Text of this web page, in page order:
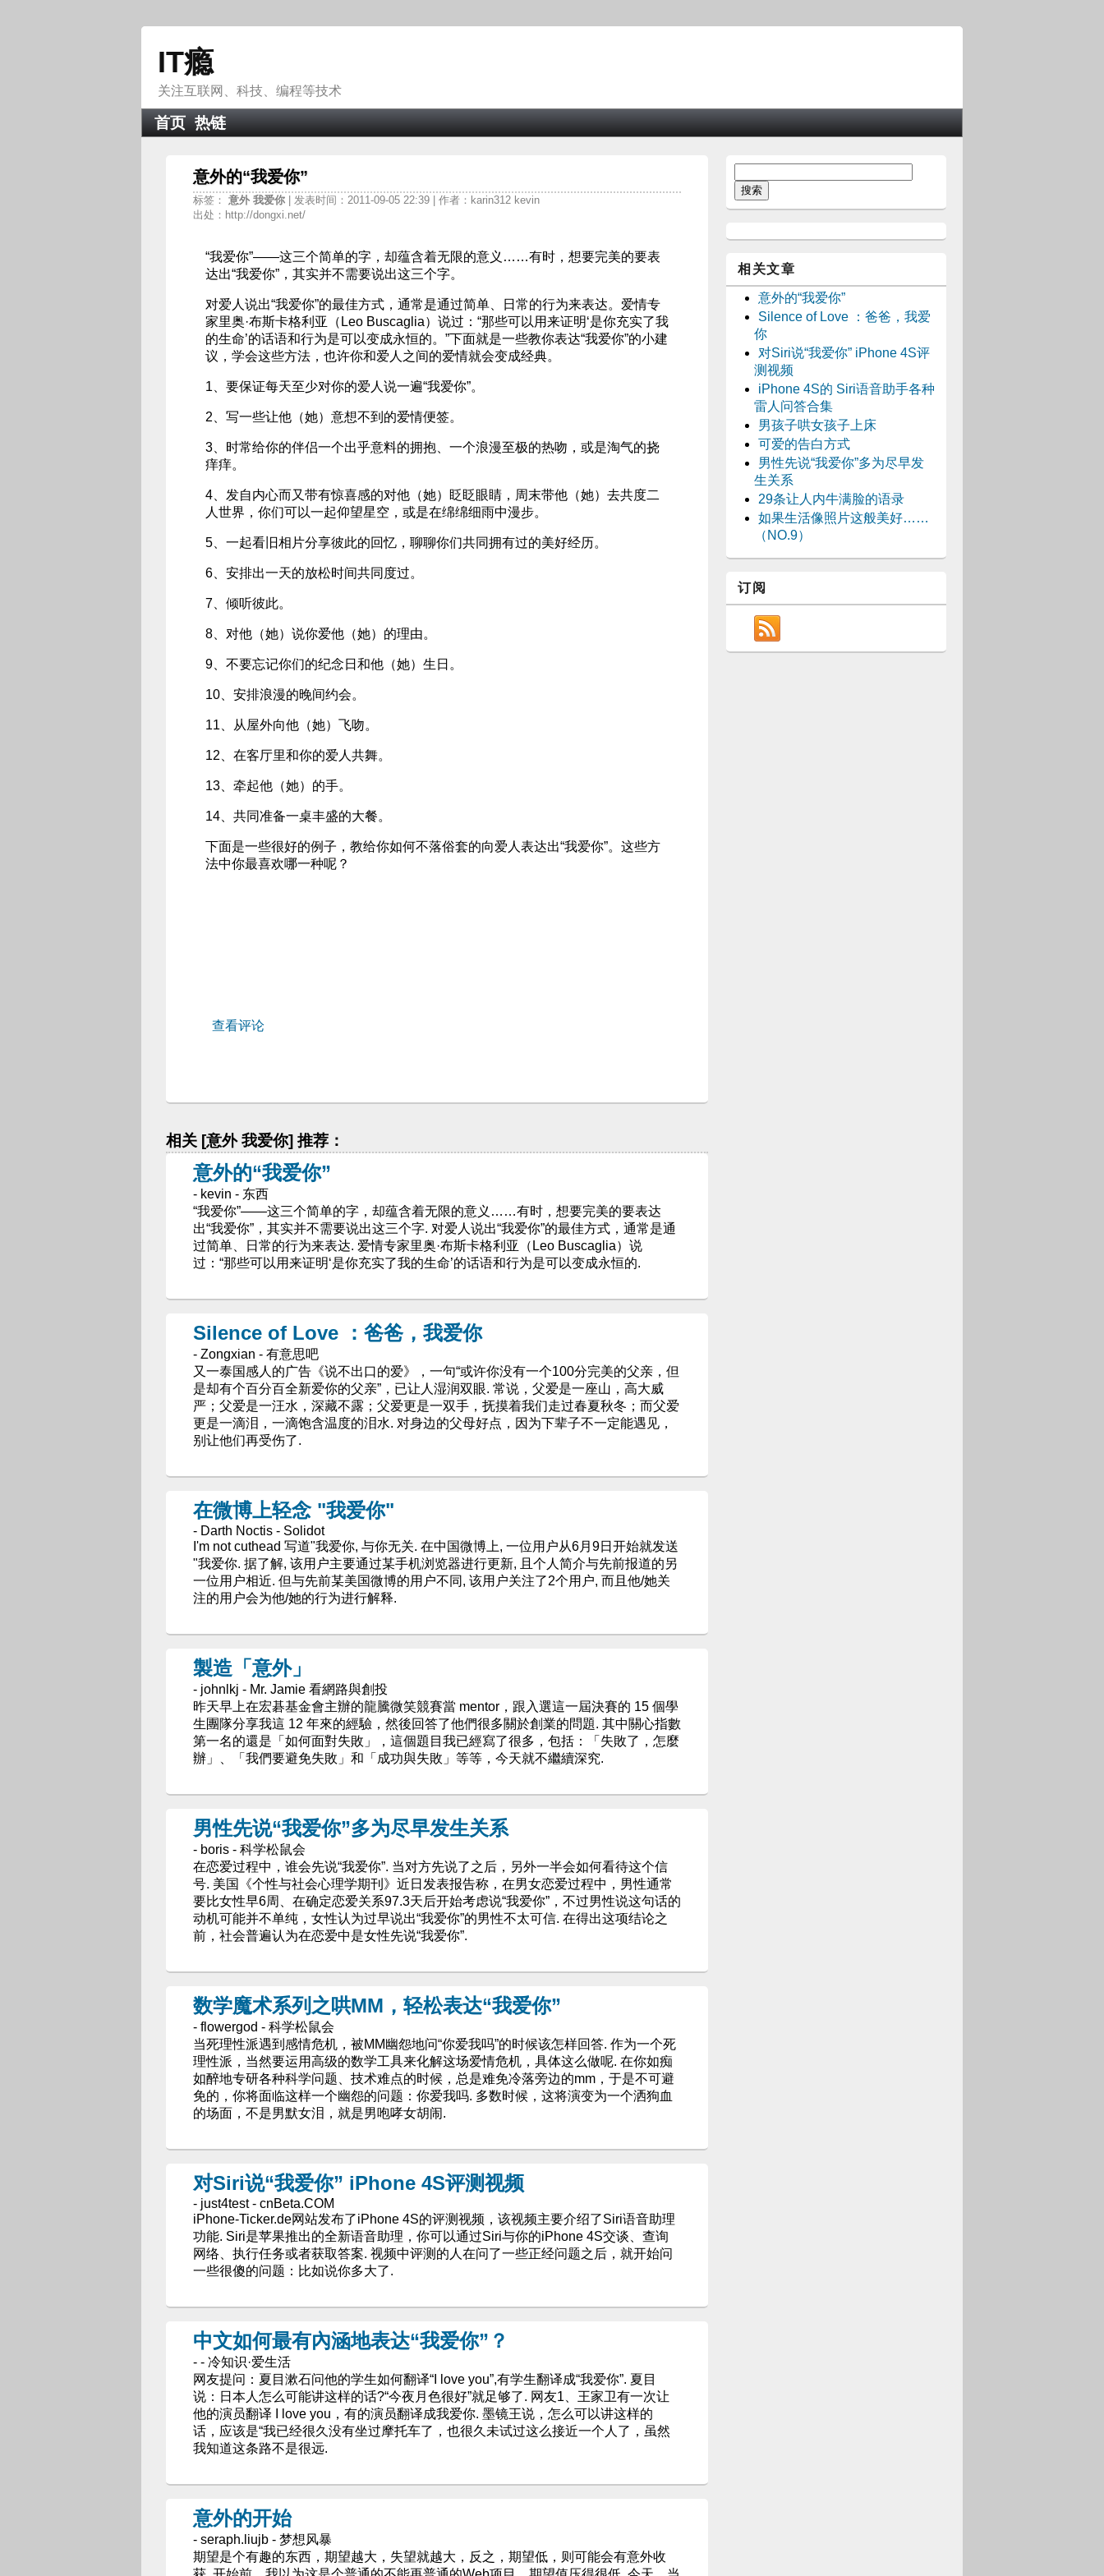
IT瘾
关注互联网、科技、编程等技术
首页 热链
意外的“我爱你”
标签： 意外 我爱你
| 发表时间：2011-09-05 22:39 | 作者：karin312 kevin
出处：http://dongxi.net/
“我爱你”——这三个简单的字，却蕴含着无限的意义……有时，想要完美的要表
达出“我爱你”，其实并不需要说出这三个字。
对爱人说出“我爱你”的最佳方式，通常是通过简单、日常的行为来表达。爱情专
家里奥·布斯卡格利亚（Leo Buscaglia）说过：“那些可以用来证明‘是你充实了我
的生命’的话语和行为是可以变成永恒的。”下面就是一些教你表达“我爱你”的小建
议，学会这些方法，也许你和爱人之间的爱情就会变成经典。
1、要保证每天至少对你的爱人说一遍“我爱你”。
2、写一些让他（她）意想不到的爱情便签。
3、时常给你的伴侣一个出乎意料的拥抱、一个浪漫至极的热吻，或是淘气的挠
痒痒。
4、发自内心而又带有惊喜感的对他（她）眨眨眼睛，周末带他（她）去共度二
人世界，你们可以一起仰望星空，或是在绵绵细雨中漫步。
5、一起看旧相片分享彼此的回忆，聊聊你们共同拥有过的美好经历。
6、安排出一天的放松时间共同度过。
7、倾听彼此。
8、对他（她）说你爱他（她）的理由。
9、不要忘记你们的纪念日和他（她）生日。
10、安排浪漫的晚间约会。
11、从屋外向他（她）飞吻。
12、在客厅里和你的爱人共舞。
13、牵起他（她）的手。
14、共同准备一桌丰盛的大餐。
下面是一些很好的例子，教给你如何不落俗套的向爱人表达出“我爱你”。这些方
法中你最喜欢哪一种呢？
查看评论
相关 [意外 我爱你] 推荐：
意外的“我爱你”
- kevin - 东西
“我爱你”——这三个简单的字，却蕴含着无限的意义……有时，想要完美的要表达
出“我爱你”，其实并不需要说出这三个字. 对爱人说出“我爱你”的最佳方式，通常是通
过简单、日常的行为来表达. 爱情专家里奥·布斯卡格利亚（Leo Buscaglia）说
过：“那些可以用来证明‘是你充实了我的生命’的话语和行为是可以变成永恒的.
Silence of Love ：爸爸，我爱你
- Zongxian - 有意思吧
又一泰国感人的广告《说不出口的爱》，一句“或许你没有一个100分完美的父亲，但
是却有个百分百全新爱你的父亲”，已让人湿润双眼. 常说，父爱是一座山，高大威
严；父爱是一汪水，深藏不露；父爱更是一双手，抚摸着我们走过春夏秋冬；而父爱
更是一滴泪，一滴饱含温度的泪水. 对身边的父母好点，因为下辈子不一定能遇见，
别让他们再受伤了.
在微博上轻念 "我爱你"
- Darth Noctis - Solidot
I'm not cuthead 写道"我爱你, 与你无关. 在中国微博上, 一位用户从6月9日开始就发送
"我爱你. 据了解, 该用户主要通过某手机浏览器进行更新, 且个人简介与先前报道的另
一位用户相近. 但与先前某美国微博的用户不同, 该用户关注了2个用户, 而且他/她关
注的用户会为他/她的行为进行解释.
製造「意外」
- johnlkj - Mr. Jamie 看網路與創投
昨天早上在宏碁基金會主辦的龍騰微笑競賽當 mentor，跟入選這一屆決賽的 15 個學
生團隊分享我這 12 年來的經驗，然後回答了他們很多關於創業的問題. 其中關心指數
第一名的還是「如何面對失敗」，這個題目我已經寫了很多，包括：「失敗了，怎麼
辦」、「我們要避免失敗」和「成功與失敗」等等，今天就不繼續深究.
男性先说“我爱你”多为尽早发生关系
- boris - 科学松鼠会
在恋爱过程中，谁会先说“我爱你”. 当对方先说了之后，另外一半会如何看待这个信
号. 美国《个性与社会心理学期刊》近日发表报告称，在男女恋爱过程中，男性通常
要比女性早6周、在确定恋爱关系97.3天后开始考虑说“我爱你”，不过男性说这句话的
动机可能并不单纯，女性认为过早说出“我爱你”的男性不太可信. 在得出这项结论之
前，社会普遍认为在恋爱中是女性先说“我爱你”.
数学魔术系列之哄MM，轻松表达“我爱你”
- flowergod - 科学松鼠会
当死理性派遇到感情危机，被MM幽怨地问“你爱我吗”的时候该怎样回答. 作为一个死
理性派，当然要运用高级的数学工具来化解这场爱情危机，具体这么做呢. 在你如痴
如醉地专研各种科学问题、技术难点的时候，总是难免冷落旁边的mm，于是不可避
免的，你将面临这样一个幽怨的问题：你爱我吗. 多数时候，这将演变为一个洒狗血
的场面，不是男默女泪，就是男咆哮女胡闹.
对Siri说“我爱你” iPhone 4S评测视频
- just4test - cnBeta.COM
iPhone-Ticker.de网站发布了iPhone 4S的评测视频，该视频主要介绍了Siri语音助理
功能. Siri是苹果推出的全新语音助理，你可以通过Siri与你的iPhone 4S交谈、查询
网络、执行任务或者获取答案. 视频中评测的人在问了一些正经问题之后，就开始问
一些很傻的问题：比如说你多大了.
中文如何最有內涵地表达“我爱你”？
- - 冷知识·爱生活
网友提问：夏目漱石问他的学生如何翻译“I love you”,有学生翻译成“我爱你”. 夏目
说：日本人怎么可能讲这样的话?“今夜月色很好”就足够了. 网友1、王家卫有一次让
他的演员翻译 I love you，有的演员翻译成我爱你. 墨镜王说，怎么可以讲这样的
话，应该是“我已经很久没有坐过摩托车了，也很久未试过这么接近一个人了，虽然
我知道这条路不是很远.
意外的开始
- seraph.liujb - 梦想风暴
期望是个有趣的东西，期望越大，失望就越大，反之，期望低，则可能会有意外收
相关文章
意外的“我爱你”
Silence of Love ：爸爸，我爱
你
对Siri说“我爱你” iPhone 4S评
测视频
iPhone 4S的 Siri语音助手各种
雷人问答合集
男孩子哄女孩子上床
可爱的告白方式
男性先说“我爱你”多为尽早发
生关系
29条让人内牛满脸的语录
如果生活像照片这般美好……
（NO.9）
订阅